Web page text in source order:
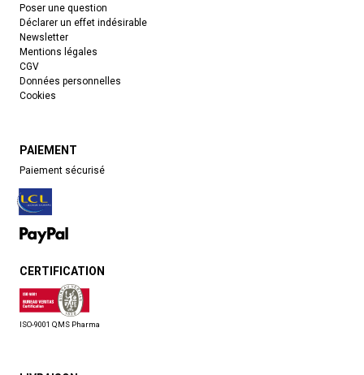
Poser une question
Déclarer un effet indésirable
Newsletter
Mentions légales
CGV
Données personnelles
Cookies
PAIEMENT
Paiement sécurisé
CERTIFICATION
ISO-9001 QMS Pharma